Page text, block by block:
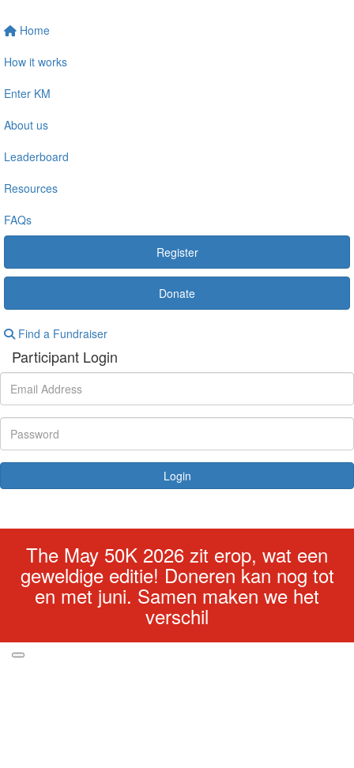
Home
How it works
Enter KM
About us
Leaderboard
Resources
FAQs
Register
Donate
Find a Fundraiser
Participant Login
Login
The May 50K 2026 zit erop, wat een
geweldige editie! Doneren kan nog tot
en met juni. Samen maken we het
verschil